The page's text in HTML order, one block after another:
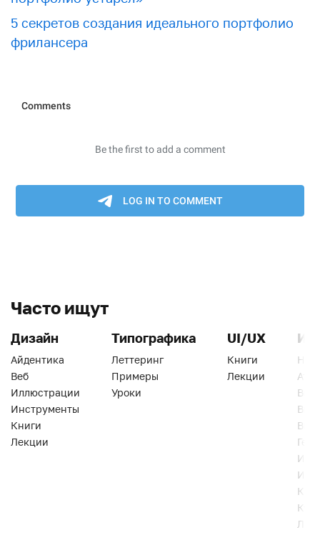
5 секретов создания идеального портфолио
фрилансера
Часто ищут
Дизайн
Айдентика
Веб
Иллюстрации
Инструменты
Книги
Лекции
Типографика
Леттеринг
Примеры
Уроки
UI/UX
Книги
Лекции
Веб